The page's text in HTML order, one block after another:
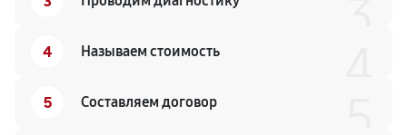
4 Называем стоимость
5 Составляем договор